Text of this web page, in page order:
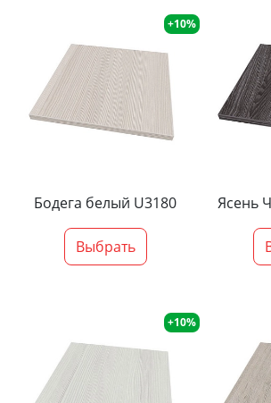
+10%
Бодега белый U3180
Выбрать
Ясень
+10%